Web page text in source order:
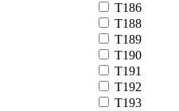
Т186
Т188
Т189
Т190
Т191
Т192
Т193